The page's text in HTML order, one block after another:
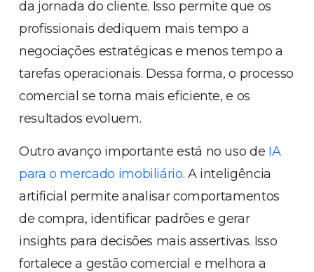
da jornada do cliente. Isso permite que os
profissionais dediquem mais tempo a
negociações estratégicas e menos tempo a
tarefas operacionais. Dessa forma, o processo
comercial se torna mais eficiente, e os
resultados evoluem.
Outro avanço importante está no uso de IA
para o mercado imobiliário. A inteligência
artificial permite analisar comportamentos
de compra, identificar padrões e gerar
insights para decisões mais assertivas. Isso
fortalece a gestão comercial e melhora a